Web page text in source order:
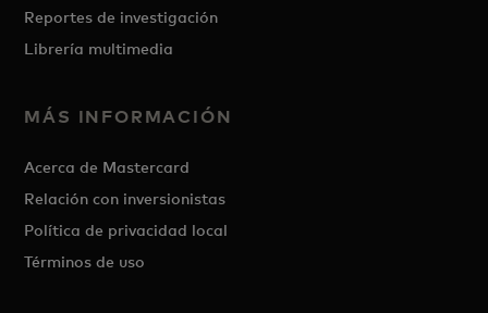
Reportes de investigación
Librería multimedia
MÁS INFORMACIÓN
Acerca de Mastercard
Relación con inversionistas
Política de privacidad local
Términos de uso